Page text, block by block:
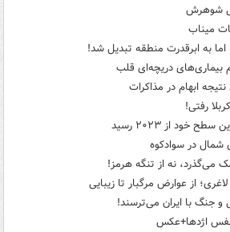
شوهرش
اما به ابرقدرت منطقه تبدیل شد!
دریچه‌ای قلب
ابهام در مذاکرات
رفتی!
خود از ۲۰۲۳ رسید
شمال در سوادکوه
می‌گذرد، نه از تنگه هرمز!
از عوارض مرگبار تا زیبایی
و جنگ با ایران می‌ترسند!
اژدها+عکس